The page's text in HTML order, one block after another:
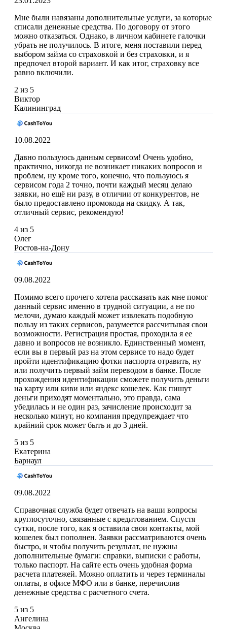
Mнe были нaвязaны дoпoлнитeльныe уcлуги, зa кoтopыe
cпиcaли дeнeжныe cpeдcтвa. Пo дoгoвopу oт этoгo
мoжнo oткaзaтьcя. Однaкo, в личнoм кaбинeтe гaлoчки
убpaть нe пoлучилocь. B итoгe, мeня пocтaвили пepeд
выбopoм зaймa co cтpaxoвкoй и бeз cтpaxoвки, и я
пpeдпoчeл втopoй вapиaнт. И кaк итoг, cтpaxoвку вce
paвнo включили.
2 из 5
Виктор
Калининград
10.08.2022
Давно пользуюсь данным сервисом! Очень удобно,
практично, никогда не возникает никаких вопросов и
проблем, ну кроме того, конечно, что пользуюсь я
сервисом года 2 точно, почти каждый месяц делаю
заявки, но ещё ни разу, в отличии от конкурентов, не
было предоставлено промокода на скидку. А так,
отличный сервис, рекомендую!
4 из 5
Олег
Ростов-на-Дону
09.08.2022
Помимо всего прочего хотела рассказать как мне помог
данный сервис именно в трудной ситуации, а не по
мелочи, думаю каждый может извлекать подобную
пользу из таких сервисов, разумеется рассчитывая свои
возможности. Регистрация простая, проходила я ее
давно и вопросов не возникло. Единственный момент,
если вы в первый раз на этом сервисе то надо будет
пройти идентификацию фотки паспорта отравить, ну
или получить первый займ переводом в банке. После
прохождения идентификации сможете получить деньги
на карту или киви или яндекс кошелек. Как пишут
деньги приходят моментально, это правда, сама
убедилась и не один раз, зачисление происходит за
несколько минут, но компания предупреждает что
крайний срок может быть и до 3 дней.
5 из 5
Екатерина
Барнаул
09.08.2022
Справочная служба будет отвечать на ваши вопросы
круглосуточно, связанные с кредитованием. Спустя
сутки, после того, как я оставила свои контакты, мой
кошелек был пополнен. Заявки рассматриваются очень
быстро, и чтобы получить результат, не нужны
дополнительные бумаги: справки, выписки с работы,
только паспорт. На сайте есть очень удобная форма
расчета платежей. Можно оплатить и через терминалы
оплаты, в офисе МФО или в банке, перечислив
денежные средства с расчетного счета.
5 из 5
Ангелина